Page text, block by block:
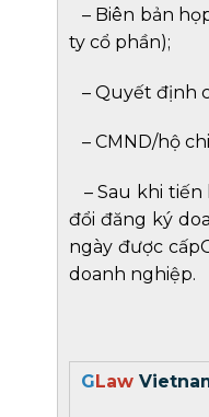
– Biên bản
ty cổ phần);
– Quyết định
– CMND/hộ
–Sau khi
đổi đăng ký
ngày được
doanh nghiệp.
GLaw